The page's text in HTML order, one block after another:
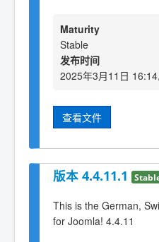
Maturity
Stable
发布时间
2025年3月11日
查看文件
版本 4.4.11.1
This is the German,
for Joomla! 4.4.11